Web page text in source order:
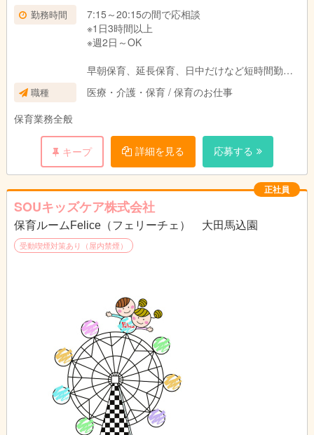
勤務時間
7:15～20:15の間で応相談
※1日3時間以上
※週2日～OK
早朝保育、延長保育、日中だけなど短時間勤務
でも可
職種
医療・介護・保育 / 保育のお仕事
保育業務全般
キープ 詳細を見る 応募する
正社員
SOUキッズケア株式会社
保育ルームFelice（フェリーチェ） 大田馬込園
受動喫煙対策あり（屋内禁煙）